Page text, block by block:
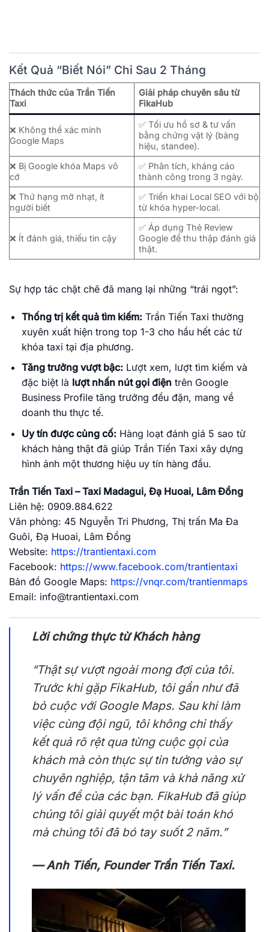
Kết Quả “Biết Nói” Chỉ Sau 2 Tháng
Thách thức của Trần Tiến
Taxi
Giải pháp chuyên sâu từ
FikaHub
❌ Không thể xác minh
Google Maps
✅ Tối ưu hồ sơ & tư vấn
bằng chứng vật lý (bảng
hiệu, standee).
❌ Bị Google khóa Maps vô
cớ
✅ Phân tích, kháng cáo
thành công trong 3 ngày.
❌ Thứ hạng mờ nhạt, ít
người biết
✅ Triển khai Local SEO với bộ
từ khóa hyper-local.
❌ Ít đánh giá, thiếu tin cậy
✅ Áp dụng Thẻ Review
Google để thu thập đánh giá
thật.
Sự hợp tác chặt chẽ đã mang lại những “trái ngọt”:
Thống trị kết quả tìm kiếm:Trần Tiến Taxi thường
xuyên xuất hiện trong top 1-3 cho hầu hết các từ
khóa taxi tại địa phương.
Tăng trưởng vượt bậc:Lượt xem, lượt tìm kiếm và
đặc biệt là lượt nhấn nút gọi điệntrên Google
Business Profile tăng trưởng đều đặn, mang về
doanh thu thực tế.
Uy tín được củng cố:Hàng loạt đánh giá 5 sao từ
khách hàng thật đã giúp Trần Tiến Taxi xây dựng
hình ảnh một thương hiệu uy tín hàng đầu.
Trần Tiến Taxi – Taxi Madagui, Đạ Huoai, Lâm Đồng
Liên hệ: ‭0909.884.622
Văn phòng: 45 Nguyễn Tri Phương, Thị trấn Ma Đa
Guôi, Đạ Huoai, Lâm Đồng
Website: https://trantientaxi.com
Facebook: https://www.facebook.com/trantientaxi
Bản đồ Google Maps: https://vnqr.com/trantienmaps
Email: info@trantientaxi.com
Lời chứng thực từ Khách hàng
“Thật sự vượt ngoài mong đợi của tôi.
Trước khi gặp FikaHub, tôi gần như đã
bỏ cuộc với Google Maps. Sau khi làm
việc cùng đội ngũ, tôi không chỉ thấy
kết quả rõ rệt qua từng cuộc gọi của
khách mà còn thực sự tin tưởng vào sự
chuyên nghiệp, tận tâm và khả năng xử
lý vấn đề của các bạn. FikaHub đã giúp
chúng tôi giải quyết một bài toán khó
mà chúng tôi đã bó tay suốt 2 năm.”
— Anh Tiến, Founder Trần Tiến Taxi.